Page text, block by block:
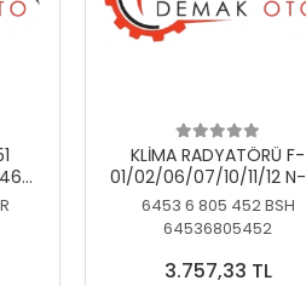
KLİMA RADYATÖRÜ F-
01/02/06/07/10/11/12
N/N-53/57/63
6453 6 805 452 BSH
64536805452
3.757,33 TL